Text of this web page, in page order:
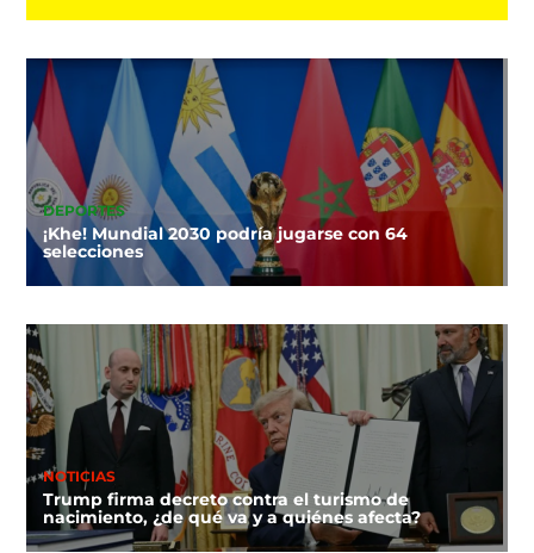
DEPORTES
¡Khe! Mundial 2030 podría jugarse con 64
selecciones
NOTICIAS
Trump firma decreto contra el turismo de
nacimiento, ¿de qué va y a quiénes afecta?